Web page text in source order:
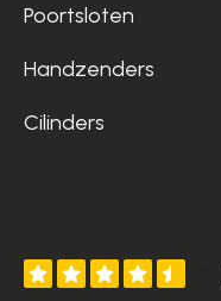
Poortsloten
Handzenders
Cilinders